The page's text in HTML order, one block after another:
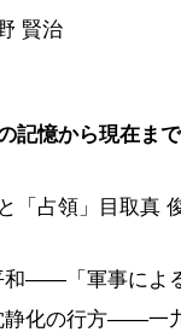
賢治
記憶から現在まで
「占領」目取真
――「軍事によ
静化の行方――一